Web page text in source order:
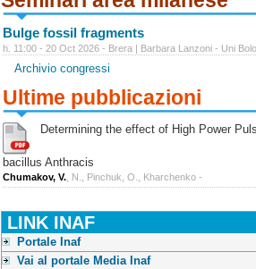
Bulge fossil fragments
h. 11:00 - 20 Oct 2026 - Brera | Barbara Lanzoni - Uni
Archivio congressi
Ultime pubblicazioni
Determining the effect of High Power
bacillus Anthracis
Chumakov, V. , N., Pinchuk, O., Kharchenko -
LINK INAF
Portale Inaf
Vai al portale Media Inaf